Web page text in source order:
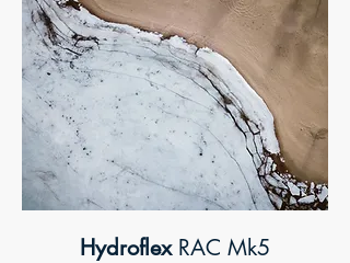
HydroflexRAC Mk5